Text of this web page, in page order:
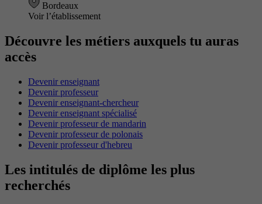
Bordeaux
Voir l’établissement
Découvre les métiers auxquels tu auras
accès
Devenir enseignant
Devenir professeur
Devenir enseignant-chercheur
Devenir enseignant spécialisé
Devenir professeur de mandarin
Devenir professeur de polonais
Devenir professeur d'hebreu
Les intitulés de diplôme les plus
recherchés